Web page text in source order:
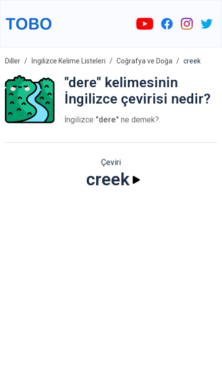
Diller İngilizce Kelime Listeleri Coğrafya ve Doğa creek
"dere" kelimesinin
İngilizce çevirisi nedir?
İngilizce "dere" ne demek?.
Çeviri
creek